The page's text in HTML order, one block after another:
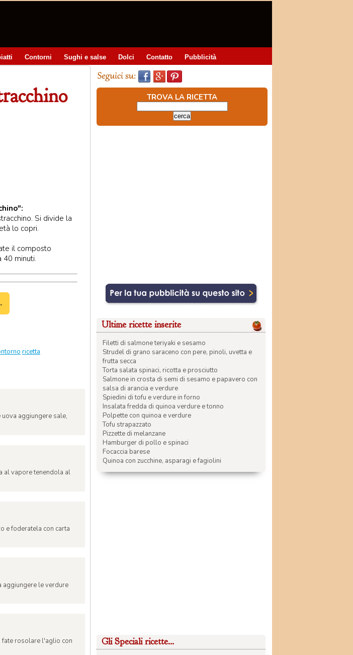
Contorni Sughi e salse Dolci Contatto Pubblicità
Si divide la
lo copri.
il composto
40 minuti.
ricetta
aggiungere sale,
al vapore tenendola al
e foderatela con carta
aggiungere le verdure
fate rosolare l'aglio con
TROVA LA RICETTA
Ultime ricette inserite
Filetti di salmone teriyaki e sesamo
Strudel di grano saraceno con pere, pinoli, uvetta e
frutta secca
Torta salata spinaci, ricotta e prosciutto
Salmone in crosta di semi di sesamo e papavero con
salsa di arancia e verdure
Spiedini di tofu e verdure in forno
Insalata fredda di quinoa verdure e tonno
Polpette con quinoa e verdure
Tofu strapazzato
Pizzette di melanzane
Hamburger di pollo e spinaci
Focaccia barese
Quinoa con zucchine, asparagi e fagiolini
Gli Speciali ricette...